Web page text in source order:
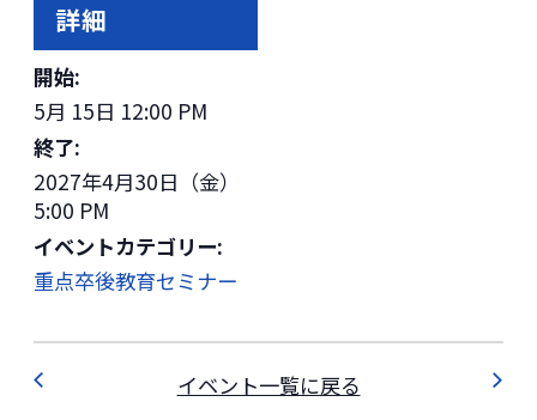
詳細
開始:
5月 15日 12:00 PM
終了:
2027年4月30日（金）
5:00 PM
イベントカテゴリー:
重点卒後教育セミナー
イベント一覧に戻る